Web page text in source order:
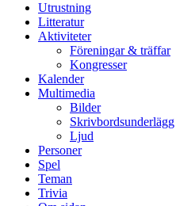
Utrustning
Litteratur
Aktiviteter
Föreningar & träffar
Kongresser
Kalender
Multimedia
Bilder
Skrivbordsunderlägg
Ljud
Personer
Spel
Teman
Trivia